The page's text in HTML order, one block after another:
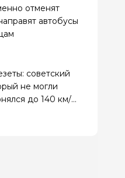
отменят
автобусы
советский
не могли
до 140 км/ч.